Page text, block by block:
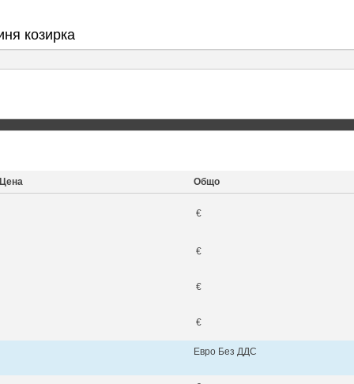
козирка
Цена Общо
€
€
€
€
Евро Без ДДС